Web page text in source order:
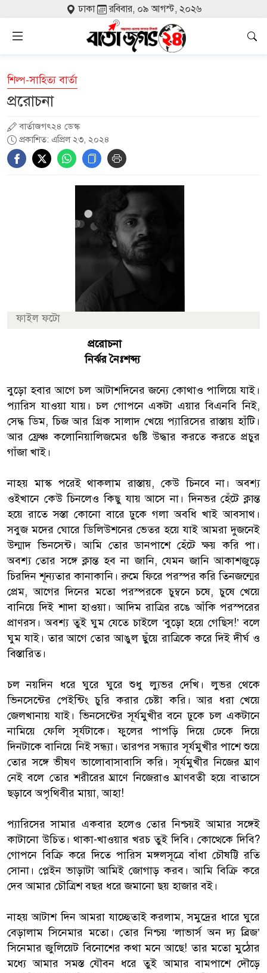
ঢাকা রবিবার, ০৯ আগস্ট, ২০২৬
শিল্প-সাহিত্য বার্তা
প্ররোচনা
বার্তাজগৎ২৪ ডেস্ক
প্রকাশিত: এপ্রিল ২৩, ২০২৪
ফাইল ফটো
প্ররোচনা
নির্ঝর নৈঃশব্দ্য
বুড়ো হবার আগে চল আটাশদিনের জন্যে কোথাও পালিয়ে যাই।
প্যারিস যাওয়া যায়। চল গোপনে একটা এয়ার বিএনবি নিই,
সেদ্ধ ডিম, চিজ আর গ্রিক সালাদ খেয়ে প্যারিসের রাস্তায় হাঁটি।
আর ফ্রেঞ্চ কলোনিয়ালিজমের গুষ্টি উদ্ধার করতে করতে প্রচুর
গাঁজা খাই।
নাহয় মাস্ক পরেই থাকলাম রাস্তায়, কেউ চিনবে না। অবশ্য
ওইখানে কেউ চিনলেও কিছু যায় আসে না। দিনভর হেঁটে ক্লান্ত
হয়ে রাতে সস্তা কোনো বারে ঢুকে গলা অবধি খাই আবসাথ।
সবুজ মদের ঘোরে ডিলিউশনের ভেতর হয়ে যাই আমরা দুজনেই
উন্মাদ ভিনসেন্ট। আমি তোর ডানপাশে হেঁটে ক্ষয় করি পা।
অবশ্য তোর সঙ্গে ক্লান্ত হব না জানি, যেমন জানি আকাশজুড়ে
চিরদিন শূন্যতার কানাকানি। রুমে ফিরে পরস্পর করি তিনজন্মের
প্রেম, আগের দিনের মতো পরস্পরকে চুম্বনে চষে, চুষে খেয়ে
বানিয়ে দিই শাদা হাওয়া। আদিম রাত্রির রঙে আঁকি পরস্পরের
প্রাণরস। অবশ্য তুই ঘুম যেতে চাইলে ‘বুড়ো হয়ে গেছিস!’ বলে
ঘুম যাই। তার আগে তোর আঙুল ছুঁয়ে রাত্রিকে করে দিই দীর্ঘ ও
বিস্তারিত।
চল নয়দিন ধরে ঘুরে ঘুরে শুধু ল্যুভর দেখি। লুভর থেকে
ভিনসেন্টের পেইন্টিং চুরি করার চেষ্টা করি। আর ধরা খেয়ে
জেলখানায় যাই। ভিনসেন্টের সূর্যমুখীর বনে ঢুকে চল একটানে
নামিয়ে ফেলি সূর্যটাকে। ফুলের পাপড়ি দিয়ে ঢেকে দিয়ে
দিনটাকে বানিয়ে নিই সন্ধ্যা। তারপর সন্ধ্যার সূর্যমুখীর পাশে শুয়ে
তোর সঙ্গে ভীষণ ভালোবাসাবাসি করি। সূর্যমুখীর নিজের ঘ্রাণ
নেই বলে তোর শরীরের ঘ্রাণে নিজেরাও ঘ্রাণবতী হয়ে বাতাসে
ছড়াবে অপৃথিবীর মায়া, আহা!
প্যারিসের সামার একবার হলেও তোর নিশ্চয়ই আমার সঙ্গেই
কাটানো উচিত। থাকা-খাওয়ার খরচ তুই দিবি। কোত্থেকে দিবি?
গোপনে বিক্রি করে দিতে পারিস মঙ্গলসূত্রে বাঁধা চৌষট্টি রতি
সোনা। প্লেইন ভাড়াটা আমিই জোগাড় করব। আমি বিক্রি করে
দেব আমার চৌত্রিশ বছর ধরে জমানো ছয় হাজার বই।
নাহয় আটাশ দিন আমরা যাচ্ছেতাই করলাম, সমুদ্রের ধারে ঘুরে
বেড়ালাম সিনেমার মতো। তোর নিশ্চয় ‘লাভার্স অন দ্য ব্রিজ’
সিনেমার জুলিয়েট বিনোশের কথা মনে আছে! তার মতো মুঠোর
মধ্যে আমার সমস্ত যৌবন ধরে তুই আমার বামপাশে দৌড়ে